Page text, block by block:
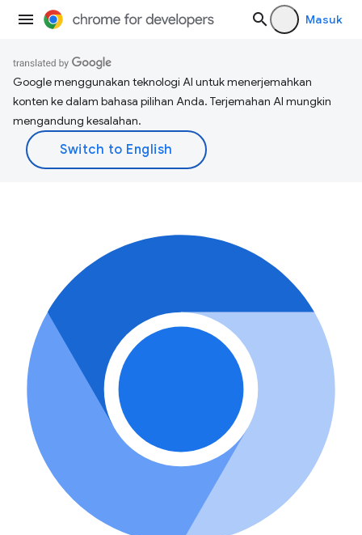
Masuk
Google menggunakan teknologi AI untuk menerjemahkan
konten ke dalam bahasa pilihan Anda. Terjemahan AI mungkin
mengandung kesalahan.